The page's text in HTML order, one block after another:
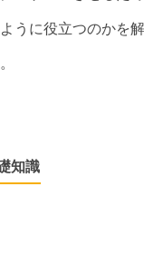
うに役立つのかを
知識